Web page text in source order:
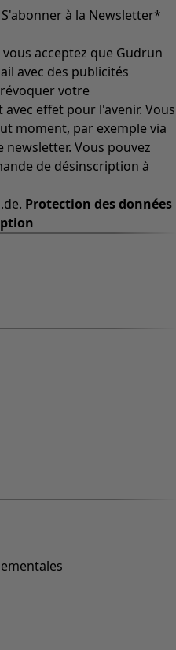
S'abonner à la Newsletter*
acceptez que Gudrun
avec des publicités
votre
effet pour l'avenir. Vous
moment, par exemple via
newsletter. Vous pouvez
de désinscription à
Protection des données